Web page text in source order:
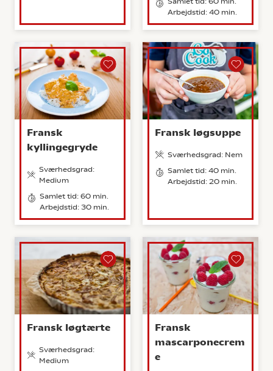
Arbejdstid: 40 min.
Fransk
kyllingegryde
Sværhedsgrad:
Medium
Samlet tid: 60 min.
Arbejdstid: 30 min.
Fransk løgsuppe
Sværhedsgrad: Nem
Samlet tid: 40 min.
Arbejdstid: 20 min.
Fransk løgtærte
Sværhedsgrad:
Medium
Fransk
mascarponecrem
e